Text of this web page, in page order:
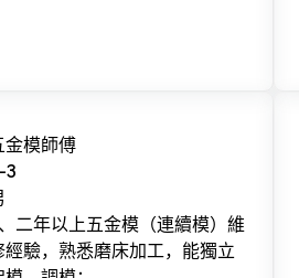
金模師傅
3
二年以上五金模（連續模）維
經驗，熟悉磨床加工，能獨立